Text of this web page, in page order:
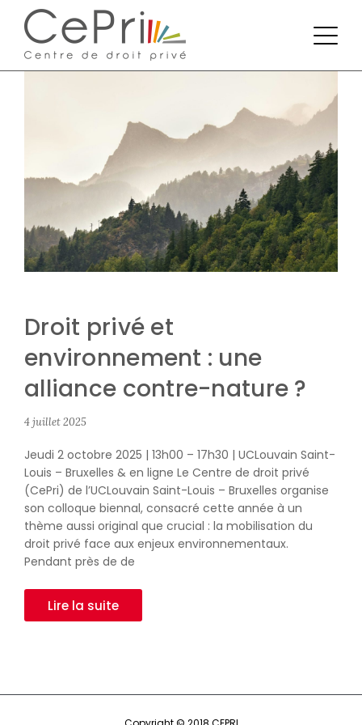
Droit privé et
environnement : une
alliance contre-nature ?
4 juillet 2025
Jeudi 2 octobre 2025 | 13h00 – 17h30 | UCLouvain Saint-
Louis – Bruxelles & en ligne Le Centre de droit privé
(CePri) de l’UCLouvain Saint-Louis – Bruxelles organise
son colloque biennal, consacré cette année à un
thème aussi original que crucial : la mobilisation du
droit privé face aux enjeux environnementaux.
Pendant près de de
Lire la suite